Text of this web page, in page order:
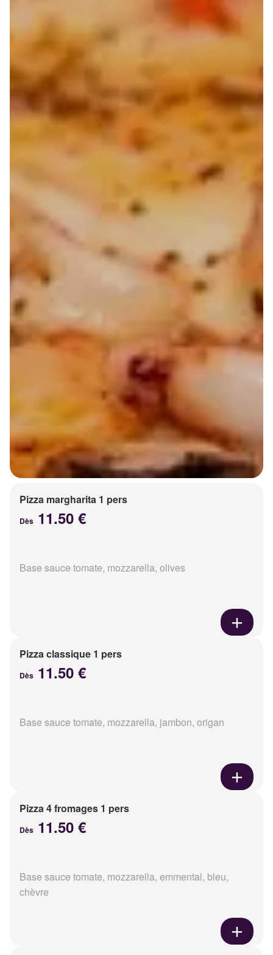
Pizza margharita 1 pers
Dès 11.50 €
Base sauce tomate, mozzarella, olives
Pizza classique 1 pers
Dès 11.50 €
Base sauce tomate, mozzarella, jambon, origan
Pizza 4 fromages 1 pers
Dès 11.50 €
Base sauce tomate, mozzarella, emmental, bleu,
chèvre